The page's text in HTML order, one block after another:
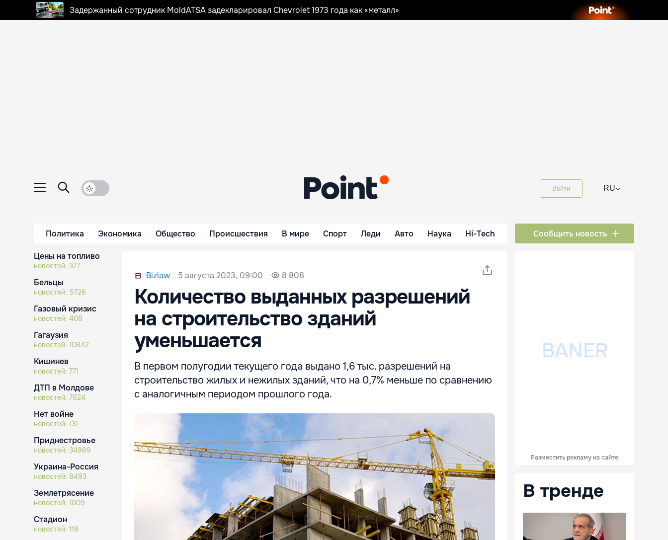
Задержанный сотрудник MoldATSA задекларировал Chevrolet 1973 года как «металл»
Войти RU⌵
Политика Экономика Общество Происшествия В мире Спорт Леди Авто Наука Hi-Tech Сообщить новость
Цены на топливо
новостей: 377
Бельцы
новостей: 5726
Газовый кризис
новостей: 408
Гагаузия
новостей: 10842
Кишинев
новостей: 771
ДТП в Молдове
новостей: 7824
Нет войне
новостей: 131
Приднестровье
новостей: 34989
Украина-Россия
новостей: 8493
Землетрясение
новостей: 1009
Стадион
новостей: 119
Bizlaw 5 августа 2023, 09:00 8 808
Количество выданных разрешений
на строительство зданий
уменьшается
В первом полугодии текущего года выдано 1,6 тыс. разрешений на
строительство жилых и нежилых зданий, что на 0,7% меньше по сравнению
с аналогичным периодом прошлого года.
Разместить рекламу на сайте
В тренде